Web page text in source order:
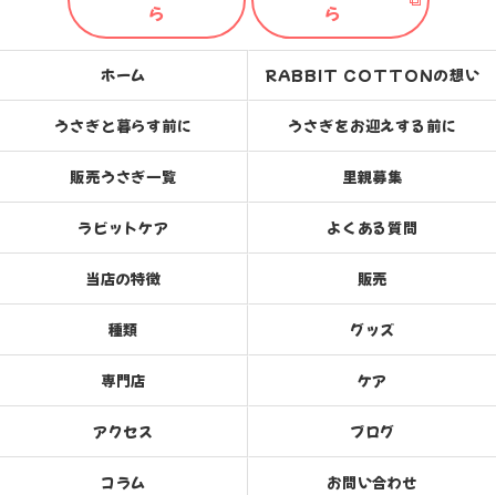
ら
ら
ホーム RABBIT COTTONの想い
うさぎと暮らす前に うさぎをお迎えする前に
販売うさぎ一覧 里親募集
ラビットケア よくある質問
当店の特徴 販売
種類 グッズ
専門店 ケア
アクセス ブログ
コラム お問い合わせ